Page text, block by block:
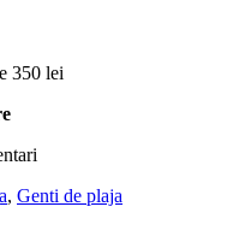
350 lei
, Genti de plaja